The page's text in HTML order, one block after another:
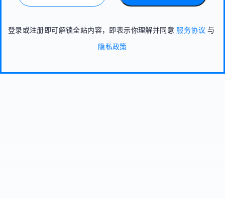
登录或注册即可解锁全站内容，即表示你理解并同意 服务协议 与
隐私政策